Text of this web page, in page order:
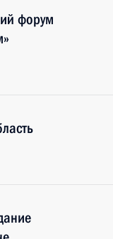
форум